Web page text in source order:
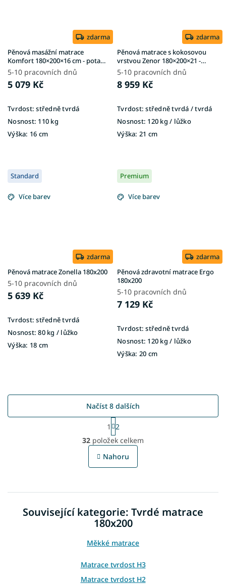
zdarma
Pěnová masážní matrace
Komfort 180×200×16 cm - potah
Matrix
5-10 pracovních dnů
5 079 Kč
Tvrdost: středně tvrdá
Nosnost: 110 kg
Výška: 16 cm
zdarma
Pěnová matrace s kokosovou
vrstvou Zenor 180×200×21 -
potah Silver
5-10 pracovních dnů
8 959 Kč
Tvrdost: středně tvrdá / tvrdá
Nosnost: 120 kg ​​​​​/ lůžko
Výška: 21 cm
Standard
Více barev
zdarma
Pěnová matrace Zonella 180x200
5-10 pracovních dnů
5 639 Kč
Tvrdost: středně tvrdá
Nosnost: 80 kg / lůžko
Výška: 18 cm
Premium
Více barev
zdarma
Pěnová zdravotní matrace Ergo
180x200
5-10 pracovních dnů
7 129 Kč
Tvrdost: středně tvrdá
Nosnost: 120 kg / lůžko
Výška: 20 cm
O
v
l
c
p
r
k
y
ý
p
Načíst 8 dalších
S
t
r
á
n
á
1
2
32 položek celkem
Nahoru
Související kategorie: Tvrdé matrace
180x200
Měkké matrace
Matrace tvrdost H3
Matrace tvrdost H2